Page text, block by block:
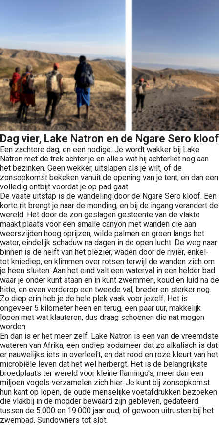
Dag vier, Lake Natron en de Ngare Sero kloof
Een zachtere dag, en een nodige. Je wordt wakker bij Lake
Natron met de trek achter je en alles wat hij achterliet nog aan
het bezinken. Geen wekker, uitslapen als je wilt, of de
zonsopkomst bekeken vanuit de opening van je tent, en dan een
volledig ontbijt voordat je op pad gaat.
De vaste uitstap is de wandeling door de Ngare Sero kloof. Een
korte rit brengt je naar de monding, en bij de ingang verandert de
wereld. Het door de zon geslagen gesteente van de vlakte
maakt plaats voor een smalle canyon met wanden die aan
weerszijden hoog oprijzen, wilde palmen en groen langs het
water, eindelijk schaduw na dagen in de open lucht. De weg naar
binnen is de helft van het plezier, waden door de rivier, enkel-
tot kniediep, en klimmen over rotsen terwijl de wanden zich om
je heen sluiten. Aan het eind valt een waterval in een helder bad
waar je onder kunt staan en in kunt zwemmen, koud en luid na de
hitte, en even verderop een tweede val, breder en sterker nog.
Zo diep erin heb je de hele plek vaak voor jezelf. Het is
ongeveer 5 kilometer heen en terug, een paar uur, makkelijk
lopen met wat klauteren, dus draag schoenen die nat mogen
worden.
En dan is er het meer zelf. Lake Natron is een van de vreemdste
wateren van Afrika, een ondiep sodameer dat zo alkalisch is dat
er nauwelijks iets in overleeft, en dat rood en roze kleurt van het
microbiële leven dat het wel herbergt. Het is de belangrijkste
broedplaats ter wereld voor kleine flamingo's, meer dan een
miljoen vogels verzamelen zich hier. Je kunt bij zonsopkomst
hun kant op lopen, de oude menselijke voetafdrukken bezoeken
die vlakbij in de modder bewaard zijn gebleven, gedateerd
tussen de 5.000 en 19.000 jaar oud, of gewoon uitrusten bij het
zwembad. Sundowners tot slot.